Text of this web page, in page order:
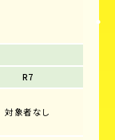
R7
対象者なし